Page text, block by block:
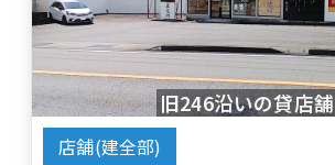
旧246沿いの貸店舗
店舗(建全部)